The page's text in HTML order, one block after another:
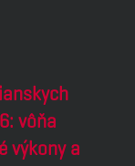
vôňa
výkony a